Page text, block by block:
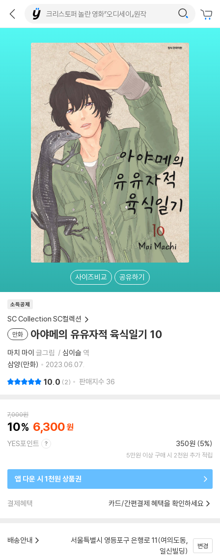
사이즈비교 공유하기
소득공제
SC Collection SC컬렉션
만화 아야메의 유유자적 육식일기 10
마치 마이 글그림 심이슬 역
삼양(만화)
2023.06.07.
10.0 2 판매지수 36
7,000원
10 6,300
YES포인트 350원 (5%)
5만원 이상 구매 시 2천원 추가 적립
앱 다운 시 1천원 상품권
결제혜택 카드/간편결제 혜택을 확인하세요
배송안내
서울특별시 영등포구 은행로 11(여의도동,
일신빌딩)
변경